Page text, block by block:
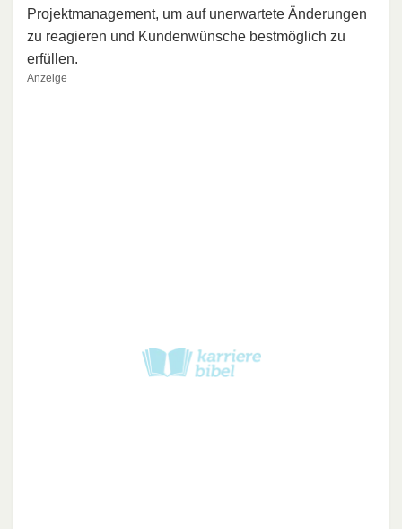
Projektmanagement, um auf unerwartete Änderungen
zu reagieren und Kundenwünsche bestmöglich zu
erfüllen.
Anzeige